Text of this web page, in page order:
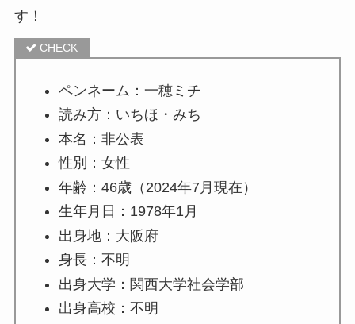
す！
ペンネーム：一穂ミチ
読み方：いちほ・みち
本名：非公表
性別：女性
年齢：46歳（2024年7月現在）
生年月日：1978年1月
出身地：大阪府
身長：不明
出身大学：関西大学社会学部
出身高校：不明